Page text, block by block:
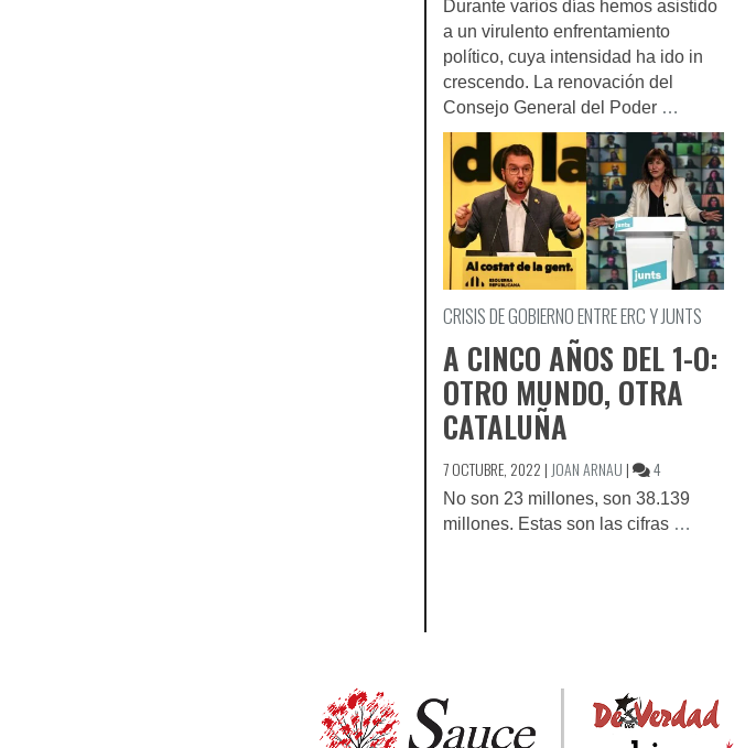
UNA
APARATOS…
¡ES
LUCHA
DE
CLASES!
Durante varios días hemos asistido
a un virulento enfrentamiento
político, cuya intensidad ha ido in
crescendo. La renovación del
Consejo General del Poder …
CRISIS DE GOBIERNO ENTRE ERC Y JUNTS
A CINCO AÑOS DEL 1-O:
OTRO MUNDO, OTRA
CATALUÑA
7 OCTUBRE, 2022 | JOAN ARNAU | 4EN
A
CINCO
OTRA
CATALUÑA
No son 23 millones, son 38.139
millones. Estas son las cifras …